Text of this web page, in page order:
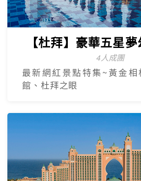
【杜拜】豪華五星
4人成團
最新網紅景點特集~黃金相
館、杜拜之眼